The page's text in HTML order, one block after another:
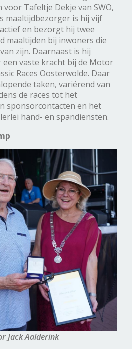
Tafeltje Dekje van SWO,
maaltijdbezorger is hij vijf
en bezorgt hij twee
maaltijden bij inwoners die
zijn. Daarnaast is hij
een vaste kracht bij de Motor
Races Oosterwolde. Daar
taken, variërend van
de races tot het
sponsorcontacten en het
hand- en spandiensten.
Jack Aalderink